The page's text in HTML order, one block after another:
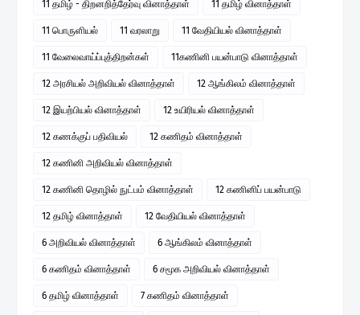
11 தமிழ் - திறனறித்தேர்வு வினாத்தாள் 11 தமிழ் வினாத்தாள்
11 பொருளியல் 11 வரலாறு 11 வேதியியல் வினாத்தாள்
11 வேலைவாய்ப்புத்திறன்கள் 11கணினி பயன்பாடு வினாத்தாள்
12 அரசியல் அறிவியல் வினாத்தாள் 12 ஆங்கிலம் வினாத்தாள்
12 இயற்பியல் வினாத்தாள் 12 உயிரியல் வினாத்தாள்
12 கணக்குப் பதிவியல் 12 கணிதம் வினாத்தாள்
12 கணினி அறிவியல் வினாத்தாள்
12 கணினி தொழில் நுட்பம் வினாத்தாள் 12 கணினிப் பயன்பாடு
12 தமிழ் வினாத்தாள் 12 வேதியியல் வினாத்தாள்
6 அறிவியல் வினாத்தாள் 6 ஆங்கிலம் வினாத்தாள்
6 கணிதம் வினாத்தாள் 6 சமூக அறிவியல் வினாத்தாள்
6 தமிழ் வினாத்தாள் 7 கணிதம் வினாத்தாள்